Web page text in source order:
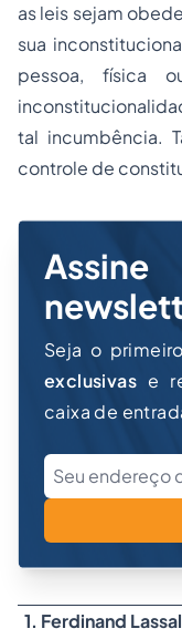
as leis sejam
sua
pessoa, física
tal incumbência.
controle de
Seja o
exclusivas e
caixa de
1. Ferdinand